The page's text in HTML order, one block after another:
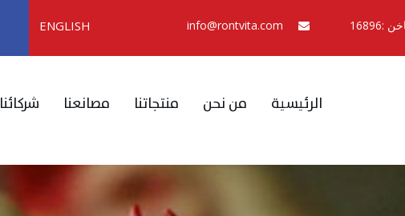
ENGLISH
الرئيسية من نحن منتجاتنا مصانعنا شركائنا